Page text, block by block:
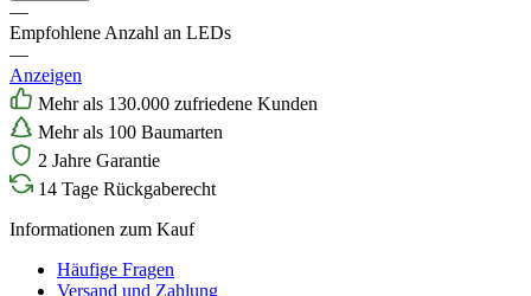
—
Empfohlene Anzahl an LEDs
—
Anzeigen
Mehr als 130.000 zufriedene Kunden
Mehr als 100 Baumarten
2 Jahre Garantie
14 Tage Rückgaberecht
Informationen zum Kauf
Häufige Fragen
Versand und Zahlung